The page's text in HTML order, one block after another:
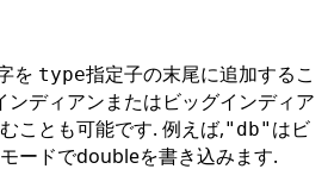
を type指定子の末尾に追加するこ
ンディアンまたはビッグインディア
ことも可能です. 例えば,"db" はビ
ードでdoubleを書き込みます.